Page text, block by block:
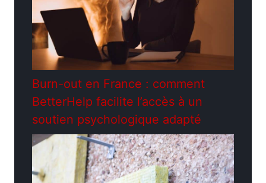
Burn-out en France : comment
BetterHelp facilite l’accès à un
soutien psychologique adapté